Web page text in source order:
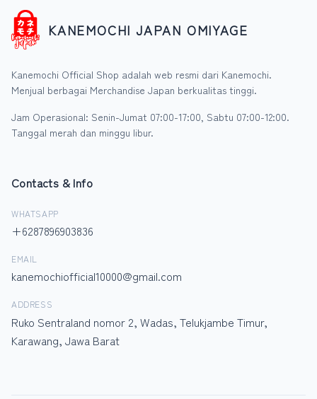
KANEMOCHI JAPAN OMIYAGE
Kanemochi Official Shop adalah web resmi dari Kanemochi.
Menjual berbagai Merchandise Japan berkualitas tinggi.
Jam Operasional: Senin-Jumat 07:00-17:00, Sabtu 07:00-12:00.
Tanggal merah dan minggu libur.
Contacts & Info
WHATSAPP
+6287896903836
EMAIL
kanemochiofficial10000@gmail.com
ADDRESS
Ruko Sentraland nomor 2, Wadas, Telukjambe Timur,
Karawang, Jawa Barat